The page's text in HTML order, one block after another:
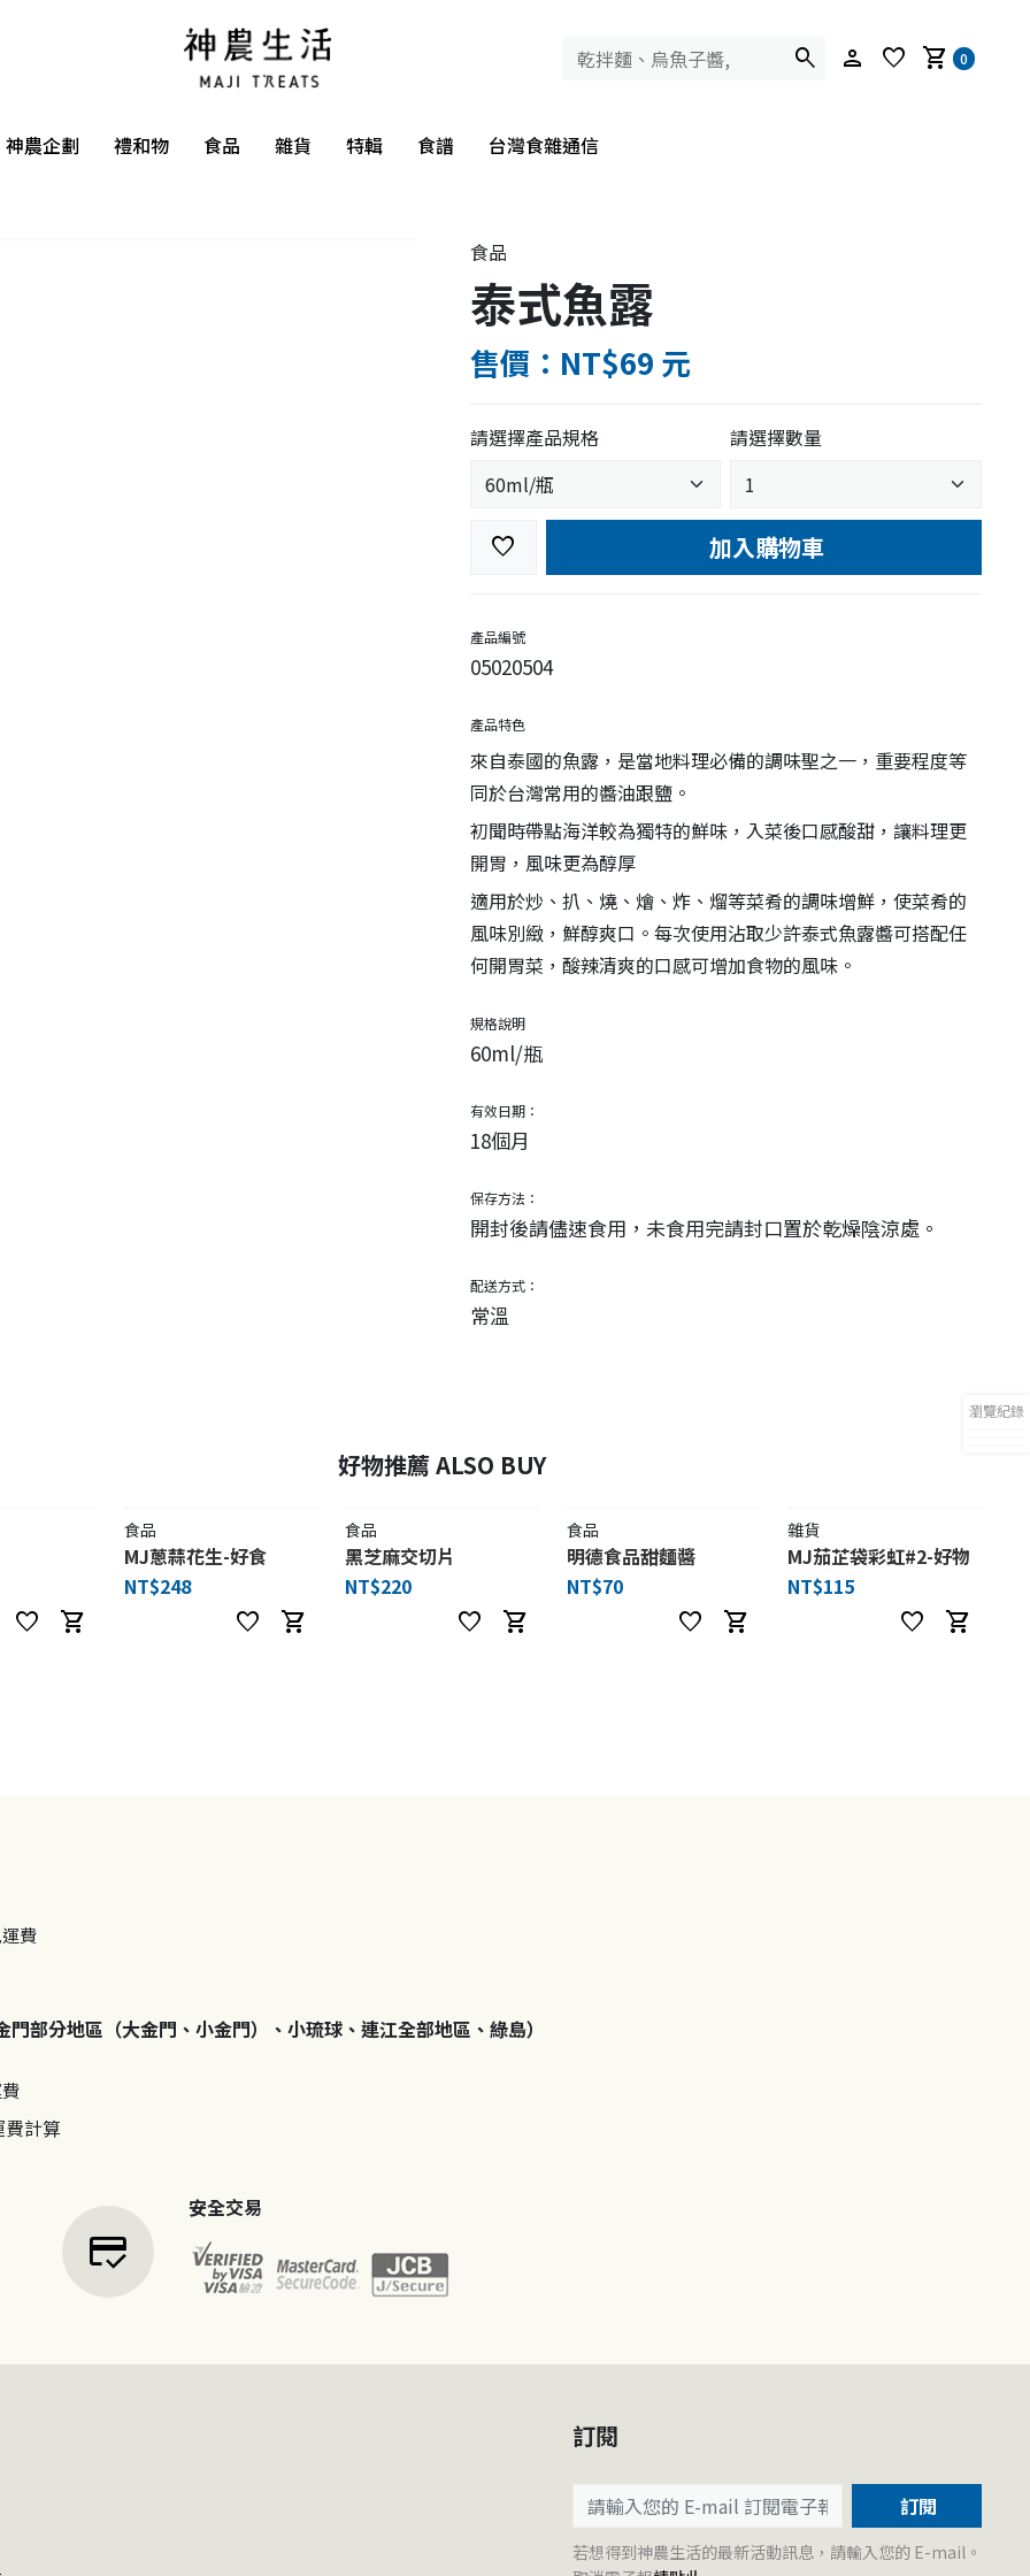
search person favorite shopping_cart 0
神農企劃 禮和物 食品 雜貨 特輯 食譜 台灣食雜通信
食品
泰式魚露
售價：NT$69 元
請選擇產品規格 請選擇數量
favorite 加入購物車
產品編號
05020504
產品特色
來自泰國的魚露，是當地料理必備的調味聖之一，重要程度等
同於台灣常用的醬油跟鹽。
初聞時帶點海洋較為獨特的鮮味，入菜後口感酸甜，讓料理更
開胃，風味更為醇厚
適用於炒、扒、燒、燴、炸、熘等菜肴的調味增鮮，使菜肴的
風味別緻，鮮醇爽口。每次使用沾取少許泰式魚露醬可搭配任
何開胃菜，酸辣清爽的口感可增加食物的風味。
規格說明
60ml/瓶
有效日期：
18個月
保存方法：
開封後請儘速食用，未食用完請封口置於乾燥陰涼處。
配送方式：
常溫
瀏覽紀錄
好物推薦 ALSO BUY
favorite shopping_cart
食品
MJ蔥蒜花生-好食
NT$248
favorite shopping_cart
食品
黑芝麻交切片
NT$220
favorite shopping_cart
食品
明德食品甜麵醬
NT$70
favorite shopping_cart
雜貨
MJ茄芷袋彩虹#2-好物
NT$115
favorite shopping_cart
費
門部分地區（大金門、小金門）、小琉球、連江全部地區、綠島）
計算
credit_score
安全交易
訂閱
訂閱
若想得到神農生活的最新活動訊息，請輸入您的 E-mail。